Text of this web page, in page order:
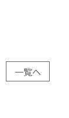
一覧へ